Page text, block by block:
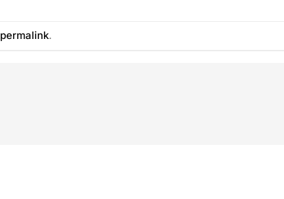
permalink.